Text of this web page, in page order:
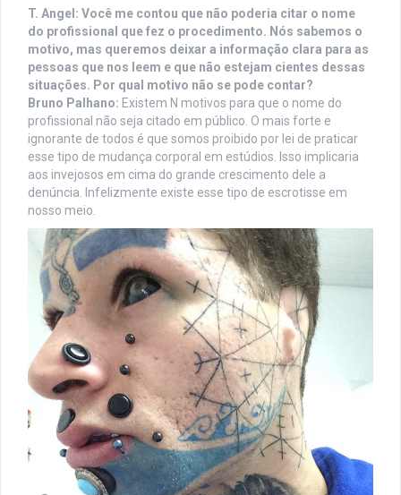
T. Angel: Você me contou que não poderia citar o nome
do profissional que fez o procedimento. Nós sabemos o
motivo, mas queremos deixar a informação clara para as
pessoas que nos leem e que não estejam cientes dessas
situações. Por qual motivo não se pode contar?
Bruno Palhano: Existem N motivos para que o nome do
profissional não seja citado em público. O mais forte e
ignorante de todos é que somos proibido por lei de praticar
esse tipo de mudança corporal em estúdios. Isso implicaria
aos invejosos em cima do grande crescimento dele a
denúncia. Infelizmente existe esse tipo de escrotisse em
nosso meio.